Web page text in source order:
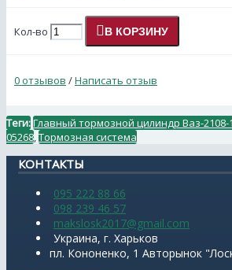
Кол-во В КОРЗИНУ
0 отзывов /Написать отзыв
Теги:Главный тормозной цилиндр Ваз-2108-
05268 Тормозная система
КОНТАКТЫ
095 222 88 66
098 239 46 57
makslosk2017@gmail.com
Украина, г. Харьков
пл. Кононенко, 1 Авторынок